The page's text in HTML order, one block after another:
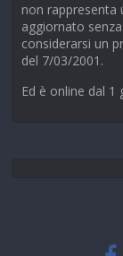
non rappresenta
aggiornato
considerarsi un
del 7/03/2001.
Ed è online dal 1